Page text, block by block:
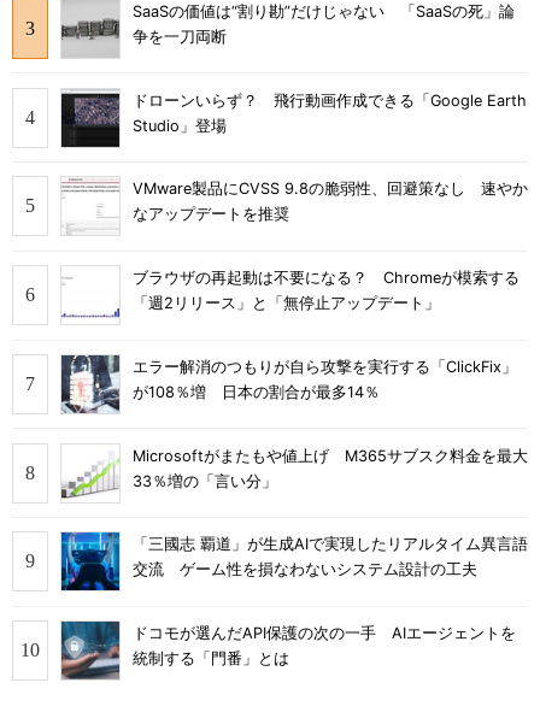
SaaSの価値は“割り勘”だけじゃない 「SaaSの死」論
争を一刀両断
ドローンいらず？ 飛行動画作成できる「Google Earth
Studio」登場
VMware製品にCVSS 9.8の脆弱性、回避策なし 速やか
なアップデートを推奨
ブラウザの再起動は不要になる？ Chromeが模索する
「週2リリース」と「無停止アップデート」
エラー解消のつもりが自ら攻撃を実行する「ClickFix」
が108％増 日本の割合が最多14％
Microsoftがまたもや値上げ M365サブスク料金を最大
33％増の「言い分」
「三國志 覇道」が生成AIで実現したリアルタイム異言語
交流 ゲーム性を損なわないシステム設計の工夫
ドコモが選んだAPI保護の次の一手 AIエージェントを
統制する「門番」とは